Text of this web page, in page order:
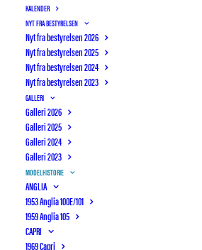
KALENDER
NYT FRA BESTYRELSEN
Nyt fra bestyrelsen 2026
Nyt fra bestyrelsen 2025
Nyt fra bestyrelsen 2024
Nyt fra bestyrelsen 2023
GALLERI
Galleri 2026
Galleri 2025
Galleri 2024
Galleri 2023
MODELHISTORIE
ANGLIA
1953 Anglia 100E/101
1959 Anglia 105
CAPRI
1969 Capri
OTTERUP BILSYN